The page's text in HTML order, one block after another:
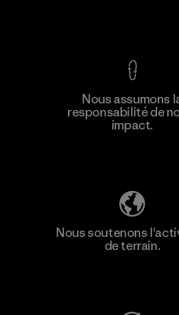
plusNous assumons
responsabilité de
impact.
Nous soutenons
de terrain.